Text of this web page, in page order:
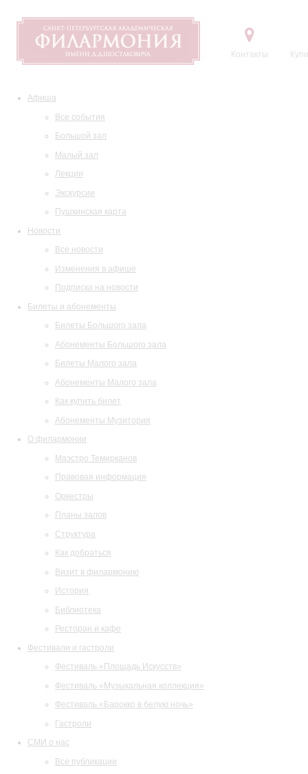
Контакты
Афиша
Все события
Большой зал
Малый зал
Лекции
Экскурсии
Пушкинская карта
Новости
Все новости
Изменения в афише
Подписка на новости
Билеты и абонементы
Билеты Большого зала
Абонементы Большого зала
Билеты Малого зала
Абонементы Малого зала
Как купить билет
Абонементы Музитория
О филармонии
Маэстро Темирканов
Правовая информация
Оркестры
Планы залов
Структура
Как добраться
Визит в филармонию
История
Библиотека
Ресторан и кафе
Фестивали и гастроли
Фестиваль «Площадь Искусств»
Фестиваль «Музыкальная коллекция»
Фестиваль «Барокко в белую ночь»
Гастроли
СМИ о нас
Все публикации